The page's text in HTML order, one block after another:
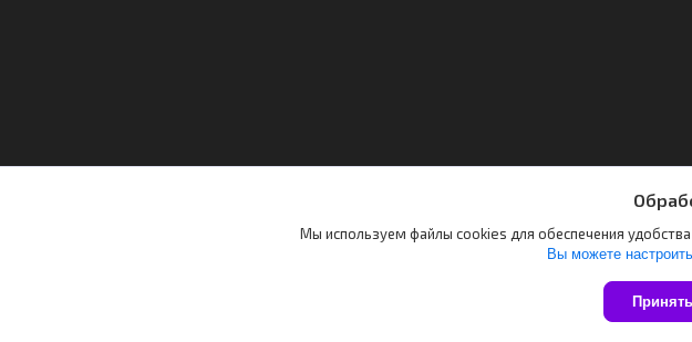
Мы используем файлы cookies для обеспечения
Вы можете